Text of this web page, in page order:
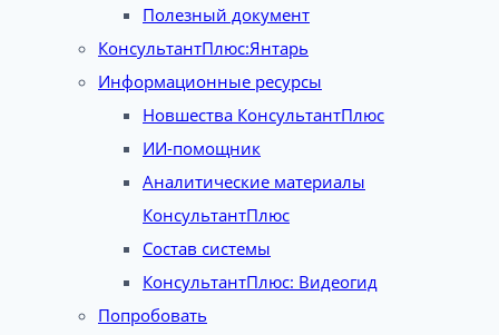
Полезный документ
КонсультантПлюс:Янтарь
Информационные ресурсы
Новшества КонсультантПлюс
ИИ-помощник
Аналитические материалы
КонсультантПлюс
Состав системы
КонсультантПлюс: Видеогид
Попробовать